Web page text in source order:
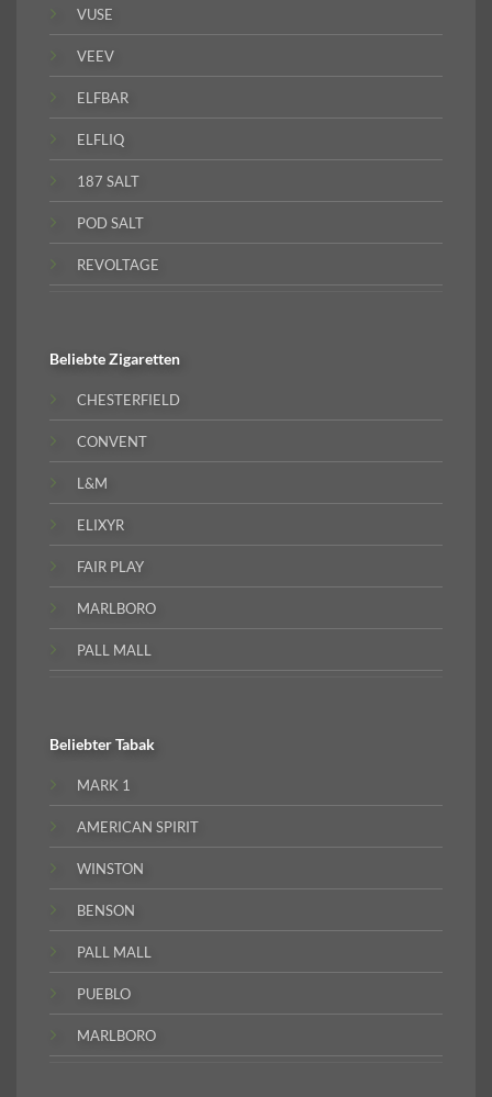
VUSE
VEEV
ELFBAR
ELFLIQ
187 SALT
POD SALT
REVOLTAGE
BeliebteZigaretten
CHESTERFIELD
CONVENT
L&M
ELIXYR
FAIR PLAY
MARLBORO
PALL MALL
BeliebterTabak
MARK 1
AMERICAN SPIRIT
WINSTON
BENSON
PALL MALL
PUEBLO
MARLBORO